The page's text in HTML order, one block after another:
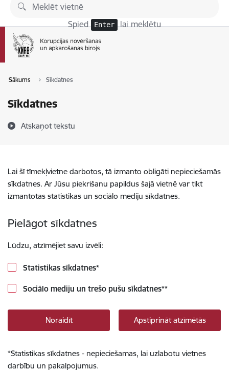
Pāriet uz lapas saturu
Spied Enter lai meklētu
Sākums Sīkdatnes
Sīkdatnes
Atskaņot tekstu
Lai šī tīmekļvietne darbotos, tā izmanto obligāti nepieciešamās
sīkdatnes. Ar Jūsu piekrišanu papildus šajā vietnē var tikt
izmantotas statistikas un sociālo mediju sīkdatnes.
Pielāgot sīkdatnes
Lūdzu, atzīmējiet savu izvēli:
Statistikas sīkdatnes*
Sociālo mediju un trešo pušu sīkdatnes**
Noraidīt Apstiprināt atzīmētās
*Statistikas sīkdatnes - nepieciešamas, lai uzlabotu vietnes
darbību un pakalpojumus.